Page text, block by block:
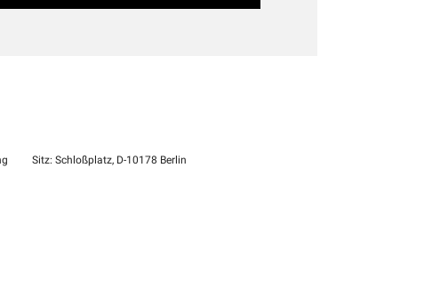
Sitz: Schloßplatz, D-10178 Berlin